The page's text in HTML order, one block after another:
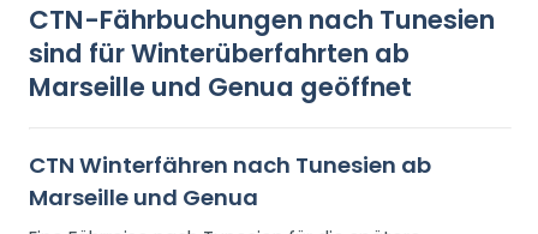
CTN-Fährbuchungen nach Tunesien
sind für Winterüberfahrten ab
Marseille und Genua geöffnet
CTN Winterfähren nach Tunesien ab
Marseille und Genua